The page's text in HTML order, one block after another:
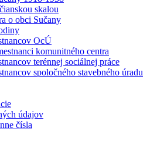
skalou
o obci Sučany
OcÚ
komunitného centra
terénnej sociálnej práce
spoločného stavebného úradu
údajov
čísla